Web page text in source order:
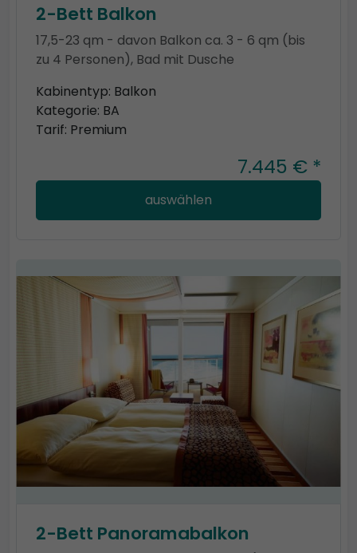
2-Bett Balkon
17,5-23 qm - davon Balkon ca. 3 - 6 qm (bis
zu 4 Personen), Bad mit Dusche
Kabinentyp: Balkon
Kategorie: BA
Tarif: Premium
7.445 € *
auswählen
2-Bett Panoramabalkon